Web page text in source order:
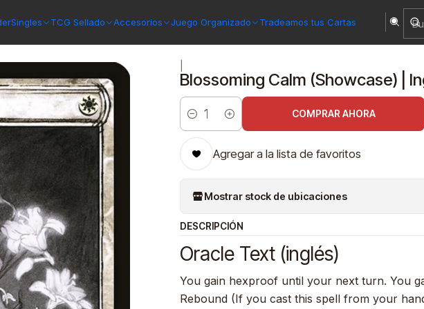
Singles TCG Sellado Accesorios Juego Organizado Tradeamos tus Cartas
2 Blossoming Calm (Showcase) | Inglés | NM | MH2
Blossoming Calm (Showcase) |
Cantidad
COMPRAR AHORA
Agregar a la lista de favoritos
Mostrar stock de ubicaciones
DESCRIPCIÓN
Oracle Text (inglés)
You gain hexproof until your next turn. You
Rebound (If you cast this spell from your